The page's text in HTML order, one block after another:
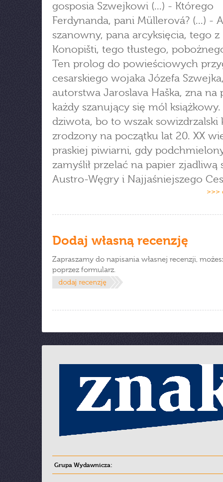
gosposia Szwejkowi (...) - Którego
Ferdynanda, pani Müllerová? (...) -
szanowny, pana arcyksięcia, tego z
Konopišti, tego tłustego,
Ten prolog do powieściowych
cesarskiego wojaka Józefa
autorstwa Jaroslava Haška, zna na
każdy szanujący się mól
dziwota, bo to wszak sowizdrzalski
zrodzony na początku lat 20. XX
praskiej piwiarni, gdy
zamyślił przelać na papier zjadliwą
Austro-Węgry i Najjaśniejszego
>>>
Dodaj własną recenzję
Zapraszamy do napisania własnej recenzji,
poprzez formularz.
Grupa Wydawnicza: